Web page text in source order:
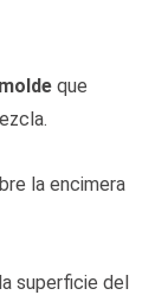
que
la encimera
superficie del